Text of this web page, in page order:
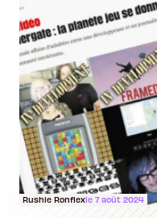
Rushie Ronflexle 7 août 2024